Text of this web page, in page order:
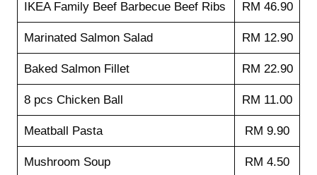
IKEA Family Beef Barbecue Beef Ribs RM 46.90
Marinated Salmon Salad RM 12.90
Baked Salmon Fillet RM 22.90
8 pcs Chicken Ball RM 11.00
Meatball Pasta RM 9.90
Mushroom Soup RM 4.50